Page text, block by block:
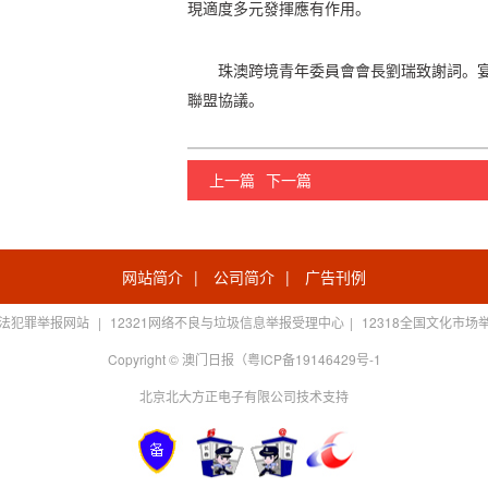
現適度多元發揮應有作用。
珠澳跨境青年委員會會長劉瑞致謝詞。
聯盟協議。
上一篇 下一篇
网站简介 | 公司简介 | 广告刊例
犯罪举报网站 | 12321网络不良与垃圾信息举报受理中心 | 12318全国文化市场
Copyright © 澳门日报（粤ICP备19146429号-1
北京北大方正电子有限公司技术支持